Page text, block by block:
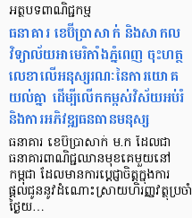
អត្ថបទពាណិជ្ជកម្ម
ធនាគារ ខេប៊ីប្រាសាក់ និងសាកល
វិទ្យាល័យអាមេរិកាំងភ្នំពេញ ចុះហត្ថ
លេខាលើអនុស្សរណៈនៃការយោគ
យល់គ្នា ដើម្បីលើកកម្ពស់វិស័យអប់រំ
និងការអភិវឌ្ឍធនធានមនុស្ស
ធនាគារ ខេប៊ីប្រាសាក់ ម.ក ដែលជា
ធនាគារពាណិជ្ជឈានមុខគេមួយនៅ
កម្ពុជា ដែលមានការប្តេជ្ញាចិត្តក្នុងការ
ផ្តល់ជូននូវដំណោះស្រាយហិរញ្ញវត្ថុប្រចាំ
ថ្ងៃយ…